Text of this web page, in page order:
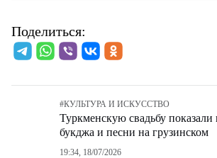
Поделиться:
#КУЛЬТУРА И ИСКУССТВО
Туркменскую свадьбу
букджа и песни на грузинском
19:34, 18/07/2026